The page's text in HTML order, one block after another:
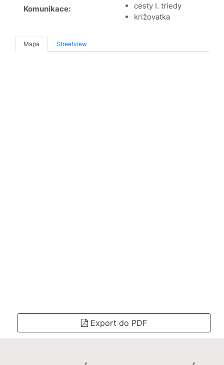
Komunikace:
cesty I. triedy
križovatka
Mapa Streetview
Export do PDF